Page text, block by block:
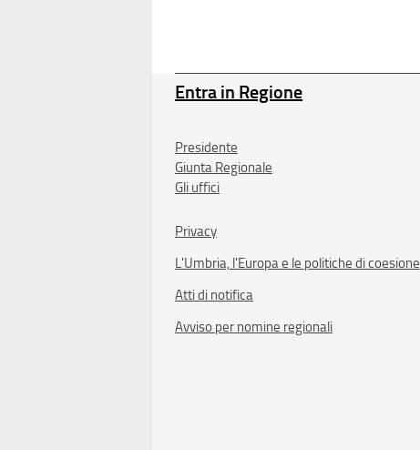
Entra in Regione
Presidente
Giunta Regionale
Gli uffici
Privacy
L'Umbria, l'Europa e le politiche di coesione
Atti di notifica
Avviso per nomine regionali